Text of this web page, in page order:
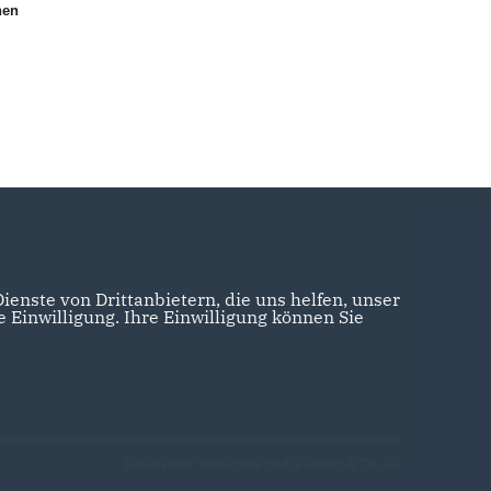
von Drittanbietern, die uns helfen, unser
Einwilligung. Ihre Einwilligung können Sie